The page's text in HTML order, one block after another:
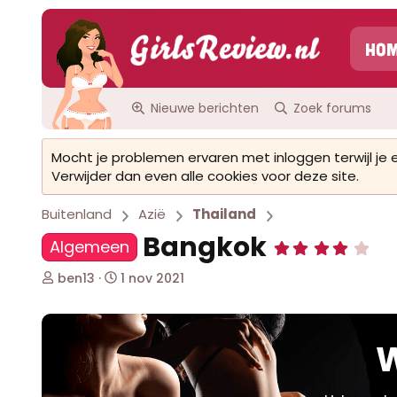
Nieuwe berichten Zoek forums
Mocht je problemen ervaren met inloggen terwijl je
Verwijder dan even alle cookies voor deze site.
Buitenland Azië Thailand
Algemeen Bangkok
t
O
d
ben13
S
a
r
t
d
a
1 nov 2021